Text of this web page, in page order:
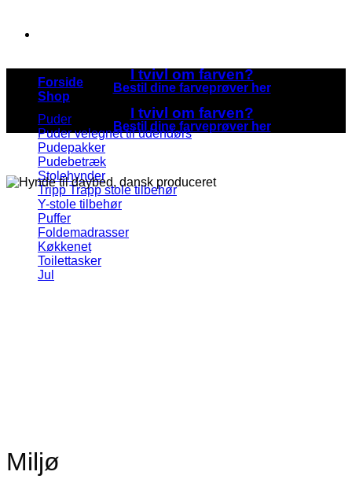
Forside
Shop
Puder
Puder velegnet til udendørs
Pudepakker
Pudebetræk
Stolehynder
Tripp Trapp stole tilbehør
Y-stole tilbehør
Puffer
Foldemadrasser
Køkkenet
Toilettasker
Jul
I tvivl om farven?
Bestil dine farveprøver her
I tvivl om farven?
Bestil dine farveprøver her
Miljø